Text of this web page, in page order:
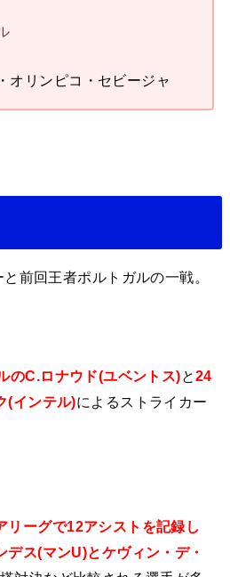
オリンピコ・セビージャ
前回王者ポルトガルの一戦。
のC.ロナウド(ユベントス)と24
(インテル)によるストライカー
リーグで12アシストを記録し
デス(マンU)とケヴィン・デ・